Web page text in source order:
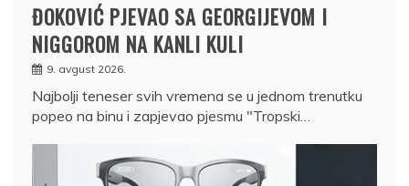
ĐOKOVIĆ PJEVAO SA GEORGIJEVOM I
NIGGOROM NA KANLI KULI
9. avgust 2026.
Najbolji teneser svih vremena se u jednom trenutku
popeo na binu i zapjevao pjesmu "Tropski…